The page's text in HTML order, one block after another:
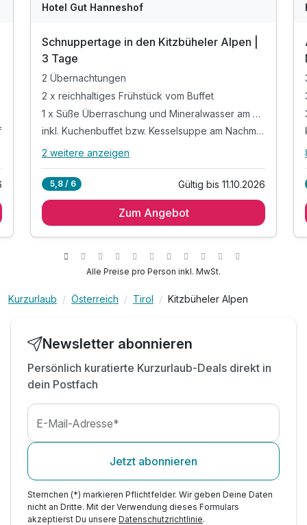
Hotel Gut Hanneshof
Schnuppertage in den Kitzbüheler Alpen |
3 Tage
2 Übernachtungen
2 x reichhaltiges Frühstück vom Buffet
1 x Süße Überraschung und Mineralwasser am Zimmer
inkl. Kuchenbuffet bzw. Kesselsuppe am Nachmittag
Alle Inklusivleistungen
2 x reichhaltiges Frühstück vom Buffet
inkl. Kuchenbuffet bzw. Kesselsuppe am
Nachmittag
inkl. Sauna/Fitness je nach Tagesprogramm
2 weitere anzeigen
5,8 / 6 Gültig bis 11.10.2026
Zum Angebot
Alle Preise pro Person inkl. MwSt.
Kurzurlaub Österreich Tirol Kitzbüheler Alpen
Newsletter abonnieren
Persönlich kuratierte Kurzurlaub-Deals direkt in
dein Postfach
E-Mail-Adresse*
Jetzt abonnieren
Sternchen (*) markieren Pflichtfelder. Wir geben Deine Daten
nicht an Dritte. Mit der Verwendung dieses Formulars
akzeptierst Du unsere Datenschutzrichtlinie.